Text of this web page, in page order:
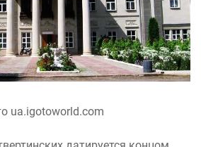
ua.igotoworld.com